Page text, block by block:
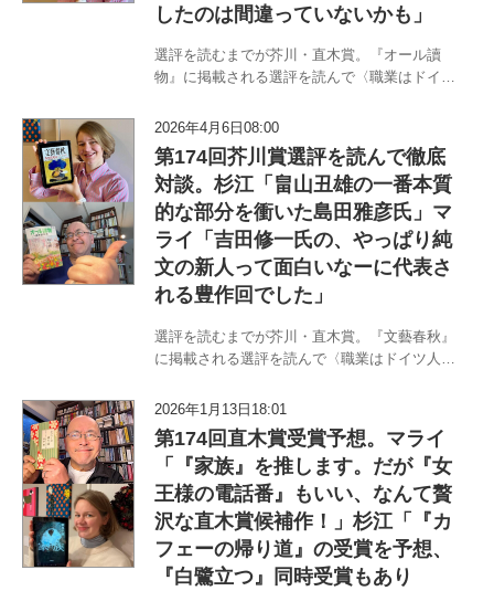
したのは間違っていないかも」
選評を読むまでが芥川・直木賞。『オール讀
物』に掲載される選評を読んで〈職業はドイツ
で〉杉江松恋のチームM＆M（『直木賞候補作
全部読んで予想・分析してみました』〈第163
回〜172回〉発売中）があれこ…
2026年4月6日08:00
第174回芥川賞選評を読んで徹底
対談。杉江「畠山丑雄の一番本質
的な部分を衝いた島田雅彦氏」マ
ライ「吉田修一氏の、やっぱり純
文の新人って面白いなーに代表さ
れる豊作回でした」
選評を読むまでが芥川・直木賞。『文藝春秋』
に掲載される選評を読んで〈職業はドイツ人〉
杉江松恋のチームM＆M（『芥川賞候補作全部
読んで予想・分析してみました』〈第163回〜
172回〉発売中）があれこれ…
2026年1月13日18:01
第174回直木賞受賞予想。マライ
「『家族』を推します。だが『女
王様の電話番』もいい、なんて贅
沢な直木賞候補作！」杉江「『カ
フェーの帰り道』の受賞を予想、
『白鷺立つ』同時受賞もあり